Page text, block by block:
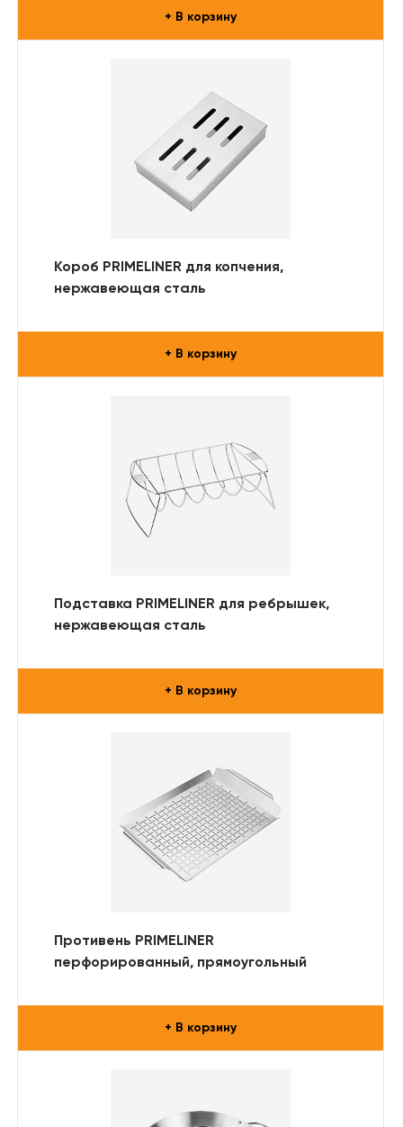
+ В корзину
Короб PRIMELINER для копчения,
нержавеющая сталь
+ В корзину
Подставка PRIMELINER для ребрышек,
нержавеющая сталь
+ В корзину
Противень PRIMELINER
перфорированный, прямоугольный
+ В корзину